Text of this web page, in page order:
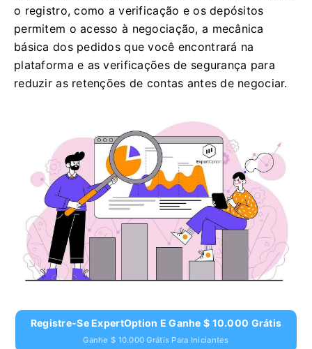
o registro, como a verificação e os depósitos
permitem o acesso à negociação, a mecânica
básica dos pedidos que você encontrará na
plataforma e as verificações de segurança para
reduzir as retenções de contas antes de negociar.
Registre-Se ExpertOption E Ganhe $ 10.000 Grátis
Ganhe $ 10.000 Grátis Para Iniciantes